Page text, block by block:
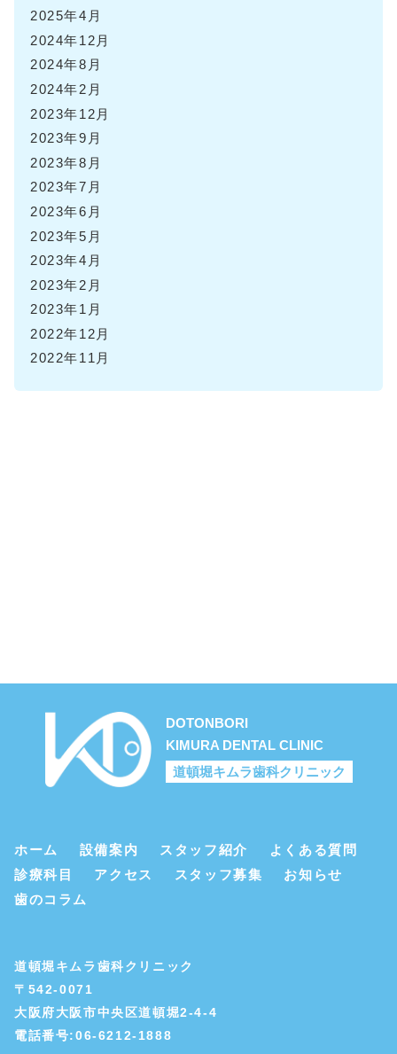
2025年4月
2024年12月
2024年8月
2024年2月
2023年12月
2023年9月
2023年8月
2023年7月
2023年6月
2023年5月
2023年4月
2023年2月
2023年1月
2022年12月
2022年11月
DOTONBORI
KIMURA DENTAL CLINIC
道頓堀キムラ歯科クリニック
ホーム 設備案内 スタッフ紹介
よくある質問
診療科目
アクセス スタッフ募集
お知らせ
歯のコラム
道頓堀キムラ歯科クリニック
〒542-0071
大阪府大阪市中央区道頓堀2-4-4
電話番号:06-6212-1888